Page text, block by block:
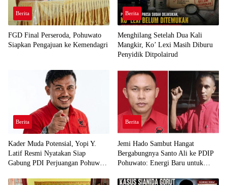
Berita
FGD Final Perseroda, Pohuwato
Siapkan Pengajuan ke Kemendagri
Berita
Menghilang Setelah Dua Kali
Mangkir, Ko’ Lexi Masih Diburu
Penyidik Ditpolairud
Berita
Kader Muda Potensial, Yopi Y.
Latif Resmi Nyatakan Siap
Gabung PDI Perjuangan Pohuwato
Berita
Jemi Hado Sambut Hangat
Bergabungnya Santo Ali ke PDIP
Pohuwato: Energi Baru untuk